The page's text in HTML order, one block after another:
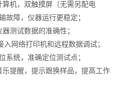
机，双触摸屏（无需另配电
故障，仪器运行更稳定；
测试数据的准确性；
网络打印机和远程数据调试；
系统，准确定位测试点；
提醒，提示跟换样品，提高工作